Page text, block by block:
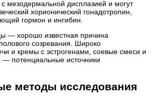
мезодермальной дисплазией и могут
хорионический гонадотропин,
гормон и ингибин.
— хорошо известная причина
созревания. Широко
и кремы с эстрогенами, соевые смеси и
потенциальные источники
методы исследования